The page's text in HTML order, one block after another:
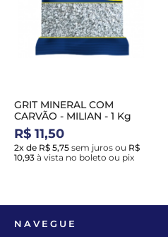
GRIT MINERAL COM
CARVÃO - MILIAN - 1 Kg
R$ 11,50
2x de R$ 5,75 sem juros ou R$
10,93 à vista no boleto ou pix
NAVEGUE